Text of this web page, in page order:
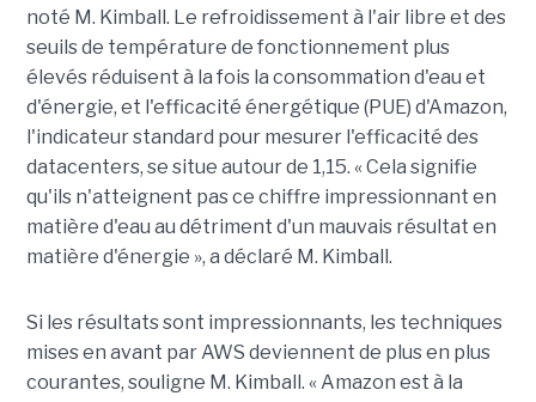
noté M. Kimball. Le refroidissement à l'air libre et des
seuils de température de fonctionnement plus
élevés réduisent à la fois la consommation d'eau et
d'énergie, et l'efficacité énergétique (PUE) d'Amazon,
l'indicateur standard pour mesurer l'efficacité des
datacenters, se situe autour de 1,15. « Cela signifie
qu'ils n'atteignent pas ce chiffre impressionnant en
matière d'eau au détriment d'un mauvais résultat en
matière d'énergie », a déclaré M. Kimball.
Si les résultats sont impressionnants, les techniques
mises en avant par AWS deviennent de plus en plus
courantes, souligne M. Kimball. « Amazon est à la